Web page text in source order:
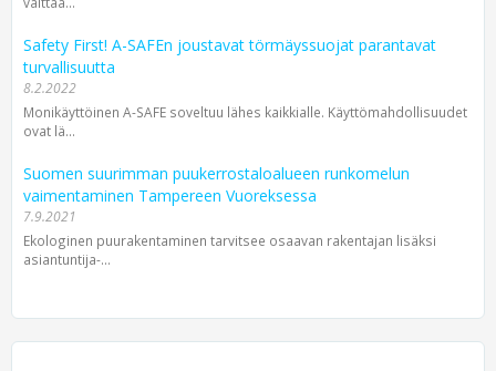
Safety First! A-SAFEn joustavat törmäyssuojat parantavat
turvallisuutta
8.2.2022
Monikäyttöinen A-SAFE soveltuu lähes kaikkialle. Käyttömahdollisuudet
ovat lä...
Suomen suurimman puukerrostaloalueen runkomelun
vaimentaminen Tampereen Vuoreksessa
7.9.2021
Ekologinen puurakentaminen tarvitsee osaavan rakentajan lisäksi
asiantuntija-...